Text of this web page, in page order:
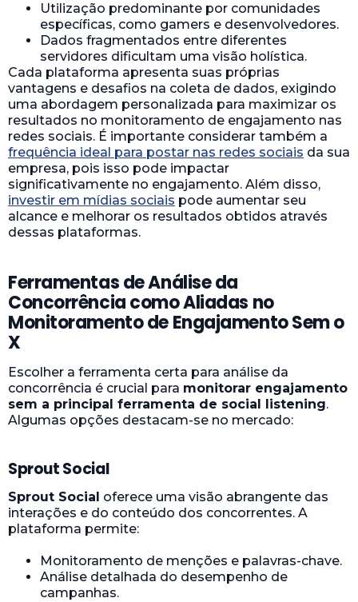
Utilização predominante por comunidades
específicas, como gamers e desenvolvedores.
Dados fragmentados entre diferentes
servidores dificultam uma visão holística.
Cada plataforma apresenta suas próprias
vantagens e desafios na coleta de dados, exigindo
uma abordagem personalizada para maximizar os
resultados no monitoramento de engajamento nas
redes sociais. É importante considerar também a
frequência ideal para postar nas redes sociais da sua
empresa, pois isso pode impactar
significativamente no engajamento. Além disso,
investir em mídias sociais pode aumentar seu
alcance e melhorar os resultados obtidos através
dessas plataformas.
Ferramentas de Análise da
Concorrência como Aliadas no
Monitoramento de Engajamento Sem o
X
Escolher a ferramenta certa para análise da
concorrência é crucial para monitorar engajamento
sem a principal ferramenta de social listening.
Algumas opções destacam-se no mercado:
Sprout Social
Sprout Social oferece uma visão abrangente das
interações e do conteúdo dos concorrentes. A
plataforma permite:
Monitoramento de menções e palavras-chave.
Análise detalhada do desempenho de
campanhas.